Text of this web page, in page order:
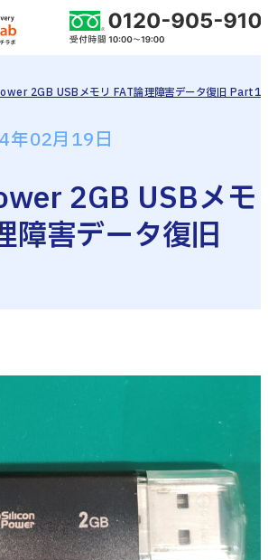
2GB USBメモリ FAT論理障害データ復旧 Part1
2GB USBメモ
障害データ復旧
年02月19日